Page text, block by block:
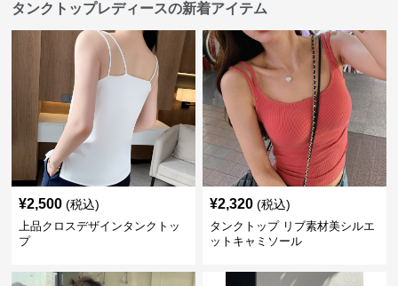
タンクトップレディースの新着アイテム
¥2,500 (税込)
上品クロスデザインタンクトッ
プ
¥2,320 (税込)
タンクトップ リブ素材美シルエ
ットキャミソール